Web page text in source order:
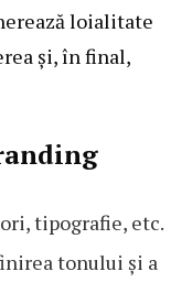
loialitate
și, în final,
tipografie, etc.
tonului și a